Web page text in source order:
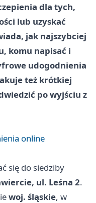
dla tych,
lub uzyskać
jak najszybciej
komu napisać i
udogodnienia
też krótkiej
po wyjściu z
online
się do siedziby
ul. Leśna 2.
woj. śląskie, w